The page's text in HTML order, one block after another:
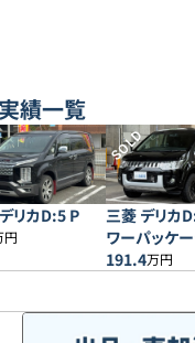
績一覧
リカD:5 P
円
SOLD
三菱 デリカ
ワーパッケ
191.4万円